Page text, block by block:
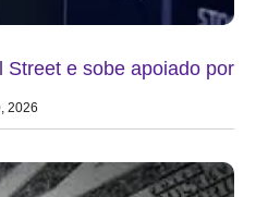
Street e sobe apoiado por
2026